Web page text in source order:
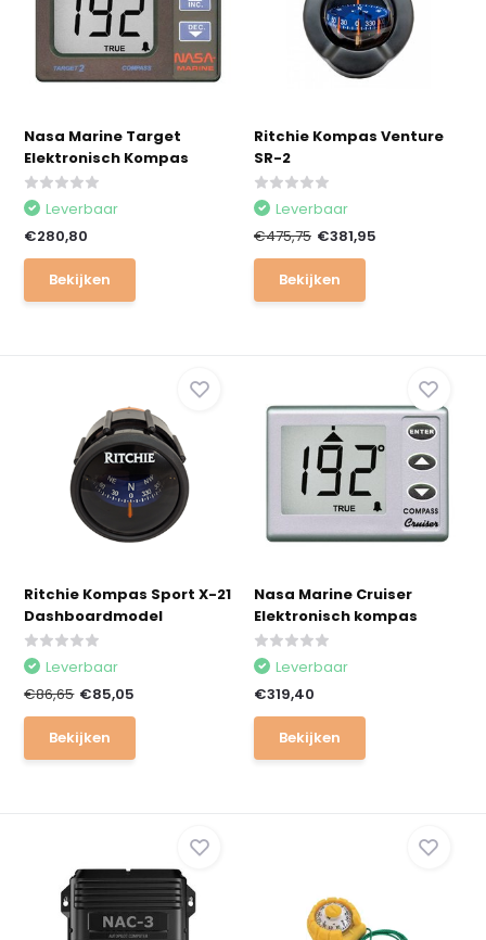
Nasa Marine Target
Elektronisch Kompas
Leverbaar
€280,80
Bekijken
Ritchie Kompas Venture
SR-2
Leverbaar
€475,75 €381,95
Bekijken
Ritchie Kompas Sport X-21
Dashboardmodel
Leverbaar
€86,65 €85,05
Bekijken
Nasa Marine Cruiser
Elektronisch kompas
Leverbaar
€319,40
Bekijken